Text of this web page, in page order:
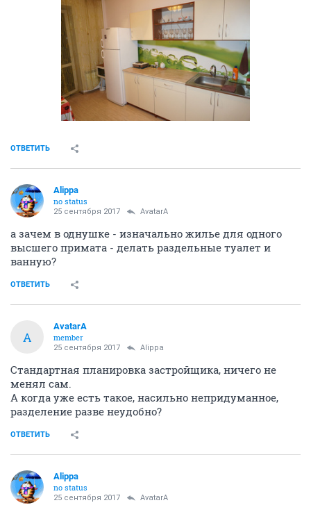
ОТВЕТИТЬ
Alippa
no status
25 сентября 2017 AvatarA
а зачем в однушке - изначально жилье для одного
высшего примата - делать раздельные туалет и
ванную?
ОТВЕТИТЬ
A
AvatarA
member
25 сентября 2017 Alippa
Стандартная планировка застройщика, ничего не
менял сам.
А когда уже есть такое, насильно непридуманное,
разделение разве неудобно?
ОТВЕТИТЬ
Alippa
no status
25 сентября 2017 AvatarA